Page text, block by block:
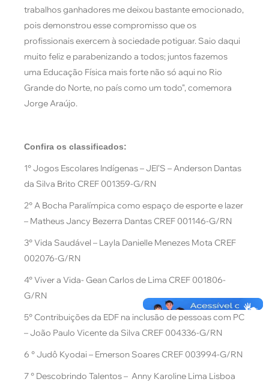
trabalhos ganhadores me deixou bastante emocionado,
pois demonstrou esse compromisso que os
profissionais exercem à sociedade potiguar. Saio daqui
muito feliz e parabenizando a todos; juntos fazemos
uma Educação Física mais forte não só aqui no Rio
Grande do Norte, no país como um todo”, comemora
Jorge Araújo.
Confira os classificados:
1° Jogos Escolares Indígenas – JEI’S – Anderson Dantas
da Silva Brito CREF 001359-G/RN
2° A Bocha Paralímpica como espaço de esporte e lazer
– Matheus Jancy Bezerra Dantas CREF 001146-G/RN
3° Vida Saudável – Layla Danielle Menezes Mota CREF
002076-G/RN
4° Viver a Vida- Gean Carlos de Lima CREF 001806-
G/RN
5° Contribuições da EDF na inclusão de pessoas com PC
– João Paulo Vicente da Silva CREF 004336-G/RN
6 ° Judô Kyodai – Emerson Soares CREF 003994-G/RN
7 ° Descobrindo Talentos – Anny Karoline Lima Lisboa